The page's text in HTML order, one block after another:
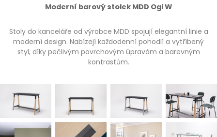
Moderní barový stolek MDD Ogi W
Stoly do kanceláře od výrobce MDD spojují elegantní linie a
moderní design. Nabízejí každodenní pohodlí a vytříbený
styl, díky pečlivým povrchovým úpravám a barevným
kontrastům.